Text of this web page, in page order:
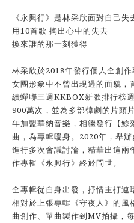
《永興行》是林采欣面對自己
用10首歌 掏出心中的失去
換來誰的那一刻獲得
林采欣於2018年發行個人全創
女團形象中不曾出現過的面貌，
續蟬聯三週KKBOX新歌排行榜
900萬次，並為多部韓劇的片頭
年加盟華納音樂，相繼發行【鯨
曲，為專輯暖身。2020年，舉
進行多次會議討論，精華出這
作專輯《永興行》終於問世。
全專輯從自身出發，抒情主打連
相對於上張專輯《守夜人》的風
曲創作、單曲製作到MV拍攝，